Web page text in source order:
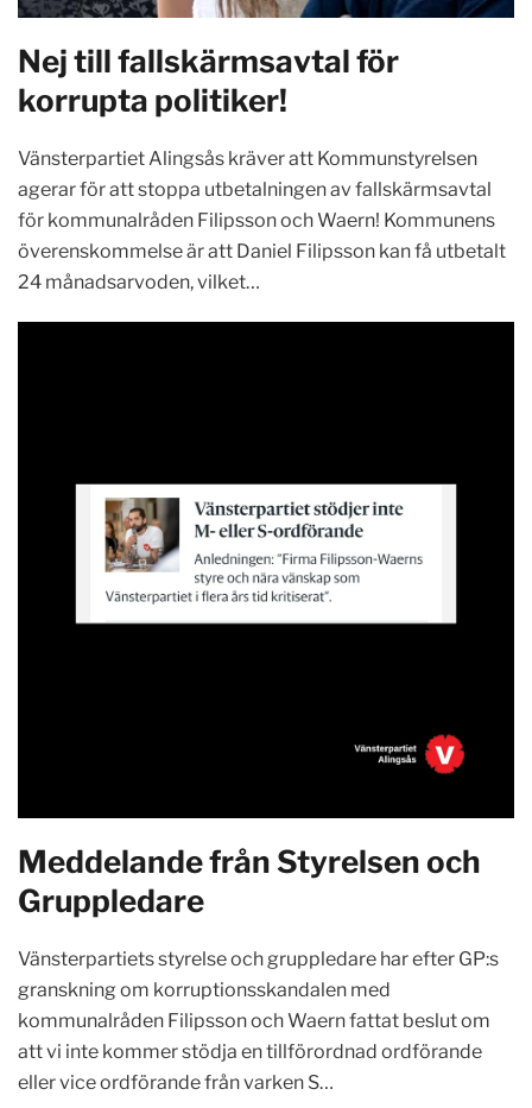
Nej till fallskärmsavtal för
korrupta politiker!
Vänsterpartiet Alingsås kräver att Kommunstyrelsen
agerar för att stoppa utbetalningen av fallskärmsavtal
för kommunalråden Filipsson och Waern! Kommunens
överenskommelse är att Daniel Filipsson kan få utbetalt
24 månadsarvoden, vilket…
Meddelande från Styrelsen och
Gruppledare
Vänsterpartiets styrelse och gruppledare har efter GP:s
granskning om korruptionsskandalen med
kommunalråden Filipsson och Waern fattat beslut om
att vi inte kommer stödja en tillförordnad ordförande
eller vice ordförande från varken S…